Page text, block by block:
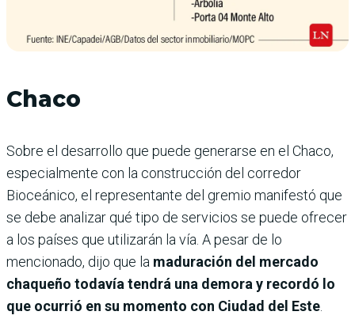
Chaco
Sobre el desarrollo que puede generarse en el Chaco,
especialmente con la construcción del corredor
Bioceánico, el representante del gremio manifestó que
se debe analizar qué tipo de servicios se puede ofrecer
a los países que utilizarán la vía. A pesar de lo
mencionado, dijo que la maduración del mercado
chaqueño todavía tendrá una demora y recordó lo
que ocurrió en su momento con Ciudad del Este.